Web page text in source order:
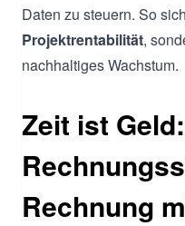
Daten zu steuern. So
Projektrentabilität,
nachhaltiges Wachstum.
Zeit ist
Rechnung